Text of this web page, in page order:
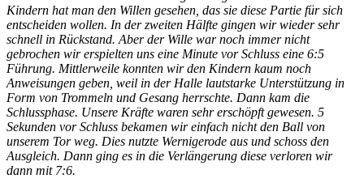
Kindern hat man den Willen gesehen, das sie diese Partie für sich
entscheiden wollen. In der zweiten Hälfte gingen wir wieder sehr
schnell in Rückstand. Aber der Wille war noch immer nicht
gebrochen wir erspielten uns eine Minute vor Schluss eine 6:5
Führung. Mittlerweile konnten wir den Kindern kaum noch
Anweisungen geben, weil in der Halle lautstarke Unterstützung in
Form von Trommeln und Gesang herrschte. Dann kam die
Schlussphase. Unsere Kräfte waren sehr erschöpft gewesen. 5
Sekunden vor Schluss bekamen wir einfach nicht den Ball von
unserem Tor weg. Dies nutzte Wernigerode aus und schoss den
Ausgleich. Dann ging es in die Verlängerung diese verloren wir
dann mit 7:6.